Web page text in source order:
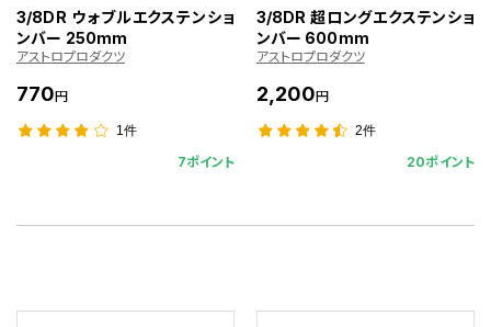
3/8DR ウォブルエクステンショ
ンバー 250mm
アストロプロダクツ
770円
1件
7ポイント
3/8DR 超ロングエクステンショ
ンバー 600mm
アストロプロダクツ
2,200円
2件
20ポイント